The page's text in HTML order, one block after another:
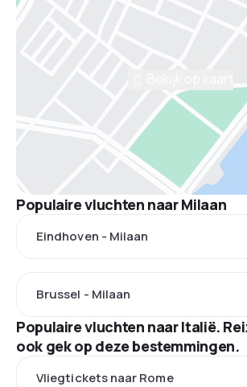
Populaire vluchten naar Milaan
Eindhoven - Milaan
Brussel - Milaan
Populaire vluchten naar Italië.
ook gek op deze bestemmingen.
Vliegtickets naar Rome